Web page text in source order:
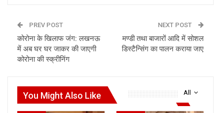
PREV POST
कोरोना के खिलाफ जंग: लखनऊ
में अब घर घर जाकर की जाएगी
कोरोना की स्क्रीनिंग
NEXT POST
मण्डी तथा बाजारों आदि में सोशल
डिस्टैन्सिंग का पालन कराया जाए
All
You Might Also Like